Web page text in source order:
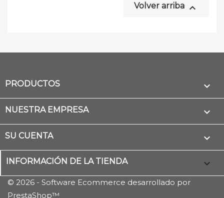
Volver arriba 
PRODUCTOS 
NUESTRA EMPRESA 
SU CUENTA 
INFORMACIÓN DE LA TIENDA keyboard_arrow_down
© 2026 - Software Ecommerce desarrollado por
PrestaShop™